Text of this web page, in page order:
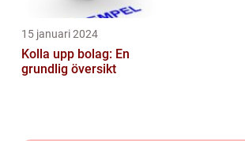
15 januari 2024
Kolla upp bolag: En
grundlig översikt